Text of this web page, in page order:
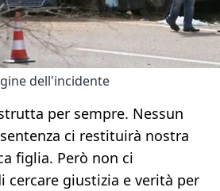
dell'incidente
per sempre. Nessun
ci restituirà nostra
figlia. Però non ci
cercare giustizia e verità per